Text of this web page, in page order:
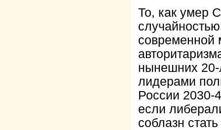
То, как умер
современной
нынешних 20-
лидерами
России 2030-
если
соблазн